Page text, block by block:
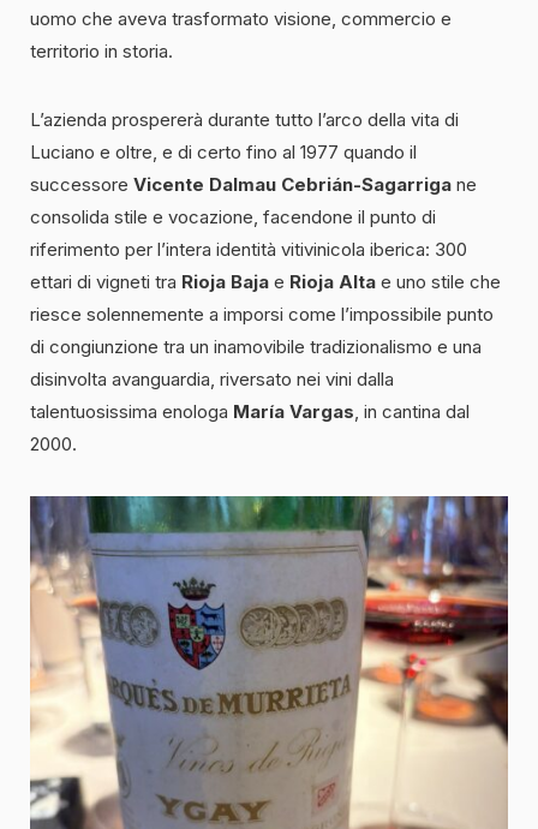
uomo che aveva trasformato visione, commercio e
territorio in storia.
L’azienda prospererà durante tutto l’arco della vita di
Luciano e oltre, e di certo fino al 1977 quando il
successore Vicente Dalmau Cebrián-Sagarriga ne
consolida stile e vocazione, facendone il punto di
riferimento per l’intera identità vitivinicola iberica: 300
ettari di vigneti tra Rioja Baja e Rioja Alta e uno stile che
riesce solennemente a imporsi come l’impossibile punto
di congiunzione tra un inamovibile tradizionalismo e una
disinvolta avanguardia, riversato nei vini dalla
talentuosissima enologa María Vargas, in cantina dal
2000.